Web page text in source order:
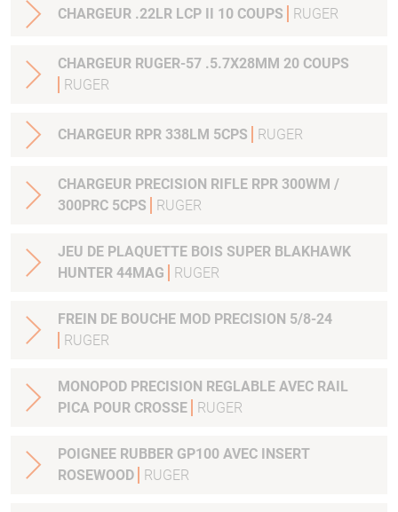
CHARGEUR .22LR LCP II 10 COUPS RUGER
CHARGEUR RUGER-57 .5.7X28MM 20 COUPS
RUGER
CHARGEUR RPR 338LM 5CPS RUGER
CHARGEUR PRECISION RIFLE RPR 300WM /
300PRC 5CPS
RUGER
JEU DE PLAQUETTE BOIS SUPER BLAKHAWK
HUNTER 44MAG
RUGER
FREIN DE BOUCHE MOD PRECISION 5/8-24
RUGER
MONOPOD PRECISION REGLABLE AVEC RAIL
PICA POUR CROSSE
RUGER
POIGNEE RUBBER GP100 AVEC INSERT
ROSEWOOD
RUGER